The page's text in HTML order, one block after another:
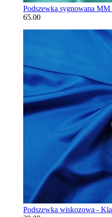
Podszewka sygnowana
65.00
Podszewka wiskozowa -